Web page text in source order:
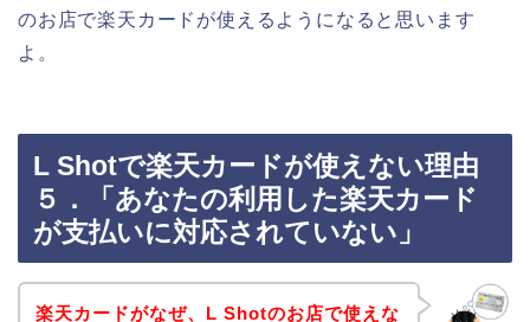
のお店で楽天カードが使えるようになると思います
よ。
L Shotで楽天カードが使えない理由
５．「あなたの利用した楽天カード
が支払いに対応されていない」
楽天カードがなぜ、L Shotのお店で使えな